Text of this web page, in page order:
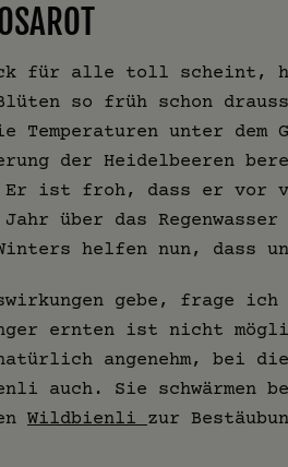
für alle toll scheint,
so früh schon
unter dem
der Heidelbeeren
ist froh, dass er vor
über das
helfen nun, dass
gebe, frage
ernten ist nicht
angenehm, bei
auch. Sie schwärmen
Wildbienli zur